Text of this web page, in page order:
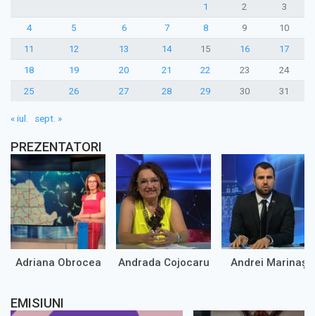
1 2
3
4
5 6 7 8 9
10
11
12 13 14 15 16
17
18
19 20 21 22 23
24
25
26 27 28 29 30 31
« iul. sept. »
PREZENTATORI
Adriana Obrocea Andrada Cojocaru Andrei Marinaș
EMISIUNI